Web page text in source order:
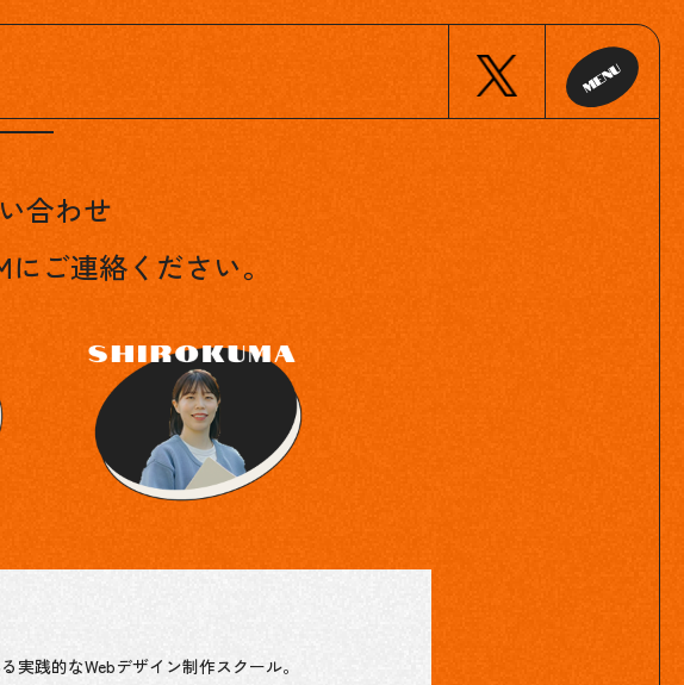
合わせ
ご連絡ください。
実践的なWebデザイン制作スクール。